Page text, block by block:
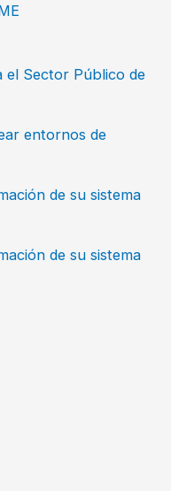
el Sector Público de
entornos de
de su sistema
de su sistema